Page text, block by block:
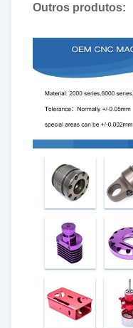
Outros produtos: